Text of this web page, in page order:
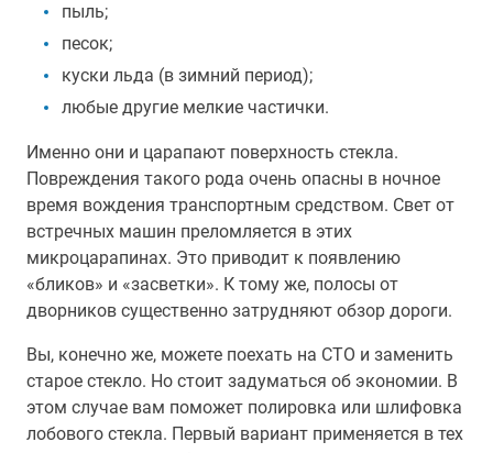
пыль;
песок;
куски льда (в зимний период);
любые другие мелкие частички.
Именно они и царапают поверхность стекла.
Повреждения такого рода очень опасны в ночное
время вождения транспортным средством. Свет от
встречных машин преломляется в этих
микроцарапинах. Это приводит к появлению
«бликов» и «засветки». К тому же, полосы от
дворников существенно затрудняют обзор дороги.
Вы, конечно же, можете поехать на СТО и заменить
старое стекло. Но стоит задуматься об экономии. В
этом случае вам поможет полировка или шлифовка
лобового стекла. Первый вариант применяется в тех